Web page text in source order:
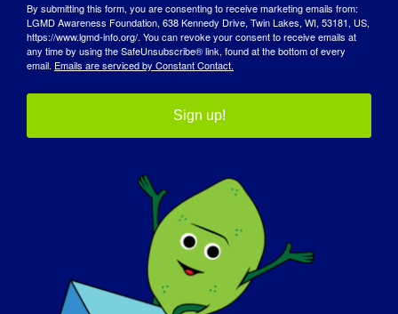
它的存在将是一个良好的开端！直到我被诊断
出患有肌肉萎缩症，并在多年后开始谈论这种
社会都没有听说过肌肉萎缩症的任何类型或病
变，这种情况必须改变；人们必须了解这些疾
如果您的 LGMD 明天就能 "治愈"，您首先想
在沙滩上以最快的速度奔跑（想想电影《烈火
战车》，还有范吉利斯的配乐！），然后与我
所有的女儿和妻子来一个最热烈的拥抱。
By submitting this form, you are consenting to receive marketing emails from:
LGMD Awareness Foundation, 638 Kennedy Drive, Twin Lakes, WI, 53181, US,
https://www.lgmd-info.org/. You can revoke your consent to receive emails at
any time by using the SafeUnsubscribe® link, found at the bottom of every
email. Emails are serviced by Constant Contact.
Sign up!